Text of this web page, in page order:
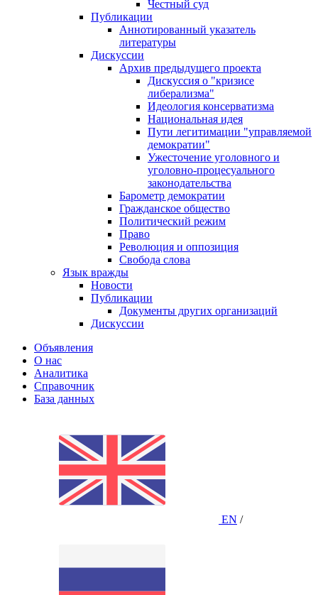
Честный суд
Публикации
Аннотированный указатель
литературы
Дискуссии
Архив предыдущего проекта
Дискуссия о "кризисе
либерализма"
Идеология консерватизма
Национальная идея
Пути легитимации "управляемой
демократии"
Ужесточение уголовного и
уголовно-процесуального
законодательства
Барометр демократии
Гражданское общество
Политический режим
Право
Революция и оппозиция
Свобода слова
Язык вражды
Новости
Публикации
Документы других организаций
Дискуссии
Объявления
О нас
Аналитика
Справочник
База данных
EN /